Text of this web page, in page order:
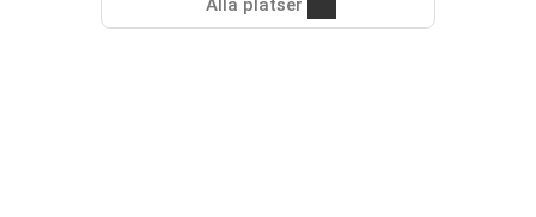
Alla platser